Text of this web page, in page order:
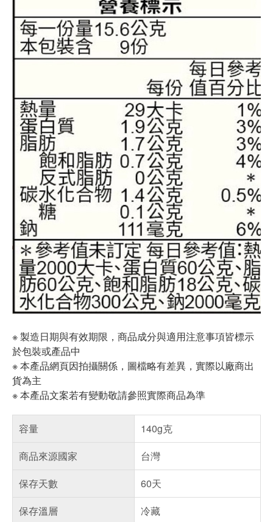
※ 製造日期與有效期限，商品成分與適用注意事項皆標示
於包裝或產品中
※ 本產品網頁因拍攝關係，圖檔略有差異，實際以廠商出
貨為主
※ 本產品文案若有變動敬請參照實際商品為準
容量
140g克
商品來源國家
台灣
保存天數
60天
保存溫層
冷藏